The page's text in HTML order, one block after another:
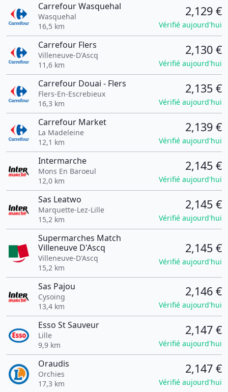
Carrefour Wasquehal
Wasquehal
16,5 km
2,129 €
Vérifié aujourd'hui
Carrefour Flers
Villeneuve-D'Ascq
11,6 km
2,130 €
Vérifié aujourd'hui
Carrefour Douai - Flers
Flers-En-Escrebieux
16,3 km
2,135 €
Vérifié aujourd'hui
Carrefour Market
La Madeleine
12,1 km
2,139 €
Vérifié aujourd'hui
Intermarche
Mons En Baroeul
12,0 km
2,145 €
Vérifié aujourd'hui
Sas Leatwo
Marquette-Lez-Lille
15,2 km
2,145 €
Vérifié aujourd'hui
Supermarches Match
Villeneuve D'Ascq
Villeneuve-D'Ascq
15,2 km
2,145 €
Vérifié aujourd'hui
Sas Pajou
Cysoing
13,4 km
2,146 €
Vérifié aujourd'hui
Esso St Sauveur
Lille
9,9 km
2,147 €
Vérifié aujourd'hui
Oraudis
Orchies
17,3 km
2,147 €
Vérifié aujourd'hui